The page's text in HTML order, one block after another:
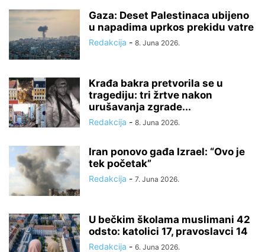
Gaza: Deset Palestinaca ubijeno
u napadima uprkos prekidu vatre
Redakcija - 8. Juna 2026.
Krađa bakra pretvorila se u
tragediju: tri žrtve nakon
urušavanja zgrade...
Redakcija - 8. Juna 2026.
Iran ponovo gađa Izrael: “Ovo je
tek početak”
Redakcija - 7. Juna 2026.
U bečkim školama muslimani 42
odsto: katolici 17, pravoslavci 14
Redakcija - 6. Juna 2026.